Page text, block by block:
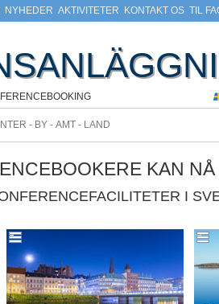
NYHEDER AKTIVITETER KONTAKT OS TIL
KAN
I